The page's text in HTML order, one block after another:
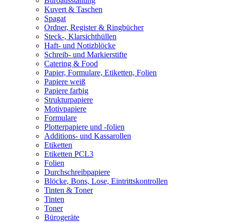
Kuvert & Taschen
Spagat
Ordner, Register & Ringbücher
Steck-, Klarsichthüllen
Haft- und Notizblöcke
Schreib- und Markierstifte
Catering & Food
Papier, Formulare, Etiketten, Folien
Papiere weiß
Papiere farbig
Strukturpapiere
Motivpapiere
Formulare
Plotterpapiere und -folien
Additions- und Kassarollen
Etiketten
Etiketten PCL3
Folien
Durchschreibpapiere
Blöcke, Bons, Lose, Eintrittskontrollen
Tinten & Toner
Tinten
Toner
Bürogeräte